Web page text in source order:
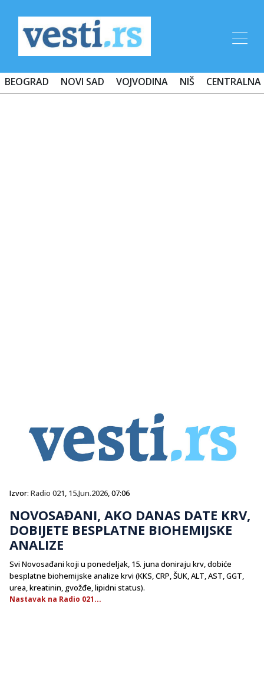
BEOGRAD NOVI SAD VOJVODINA NIŠ CENTRALNA
Izvor: Radio 021, 15.Jun.2026, 07:06
NOVOSAĐANI, AKO DANAS DATE KRV,
DOBIJETE BESPLATNE BIOHEMIJSKE
ANALIZE
Svi Novosađani koji u ponedeljak, 15. juna doniraju krv, dobiće
besplatne biohemijske analize krvi (KKS, CRP, ŠUK, ALT, AST, GGT,
urea, kreatinin, gvožđe, lipidni status).
Nastavak na Radio 021...